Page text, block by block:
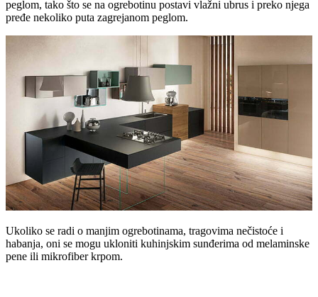
peglom, tako što se na ogrebotinu postavi vlažni ubrus i preko njega
pređe nekoliko puta zagrejanom peglom.
Ukoliko se radi o manjim ogrebotinama, tragovima nečistoće i
habanja, oni se mogu ukloniti kuhinjskim sunđerima od melaminske
pene ili mikrofiber krpom.